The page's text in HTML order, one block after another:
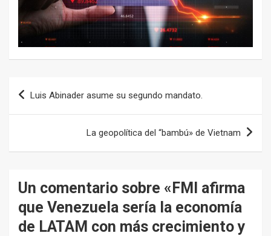
Navegación
Luis Abinader asume su segundo mandato.
La geopolítica del “bambú» de Vietnam
Un comentario sobre « FMI afirma
que Venezuela sería la economía
de LATAM con más crecimiento y